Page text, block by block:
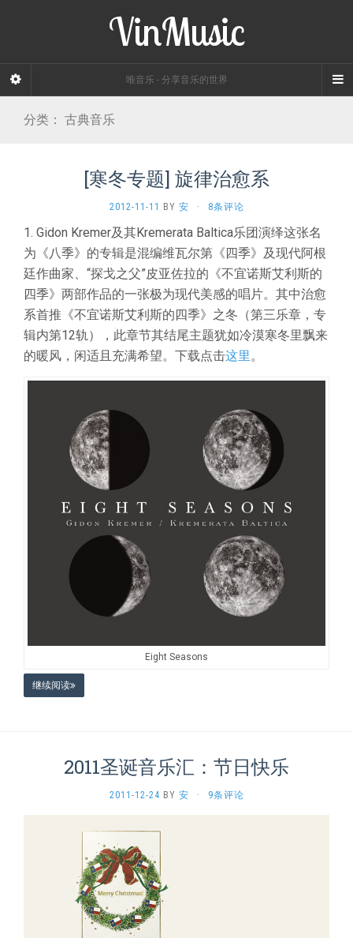
VinMusic
唯音乐 - 分享音乐的世界
分类： 古典音乐
[寒冬专题] 旋律治愈系
2012-11-11 BY 安 · 8条评论
1. Gidon Kremer及其Kremerata Baltica乐团演绎这张名
为《八季》的专辑是混编维瓦尔第《四季》及现代阿根
廷作曲家、“探戈之父”皮亚佐拉的《不宜诺斯艾利斯的
四季》两部作品的一张极为现代美感的唱片。其中治愈
系首推《不宜诺斯艾利斯的四季》之冬（第三乐章，专
辑内第12轨），此章节其结尾主题犹如冷漠寒冬里飘来
的暖风，闲适且充满希望。下载点击这里。
Eight Seasons
继续阅读
2011圣诞音乐汇：节日快乐
2011-12-24 BY 安 · 9条评论